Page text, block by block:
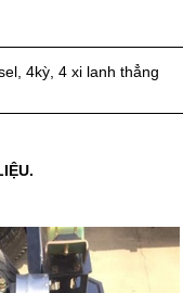
4kỳ, 4 xi lanh thẳng